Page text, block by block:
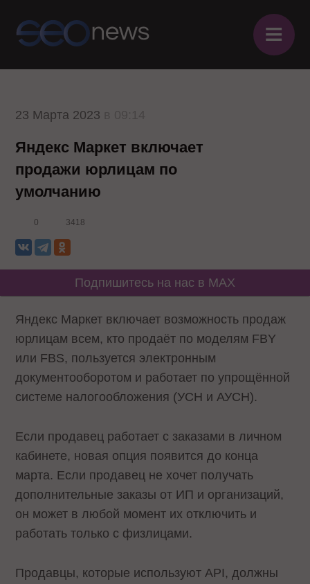
≡
23 Марта 2023
Яндекс Маркет включает
продажи юрлицам по
умолчанию
0 3418
Подпишитесь на нас в MAX
Яндекс Маркет включает возможность продаж
юрлицам всем, кто продаёт по моделям FBY
или FBS, пользуется электронным
документооборотом и работает по упрощённой
системе налогообложения (УСН и АУСН).
Если продавец работает с заказами в личном
кабинете, новая опция появится до конца
марта. Если продавец не хочет получать
дополнительные заказы от ИП и организаций,
он может в любой момент их отключить и
работать только с физлицами.
Продавцы, которые используют API, должны